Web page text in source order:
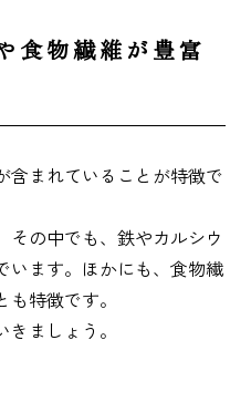
食物繊維が豊富
含まれていることが特徴で
その中でも、鉄やカルシウ
います。ほかにも、食物繊
特徴です。
ましょう。